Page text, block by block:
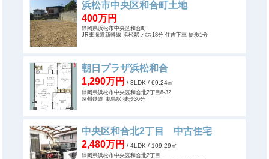
浜松市中央区和合町土地
400万円
静岡県浜松市中央区和合町
JR東海道新幹線 浜松駅 バス18分 住吉下車 徒歩1分
朝日プラザ浜松和合
1,290万円 / 3LDK / 69.24㎡
静岡県浜松市中央区和合北2丁目8-32
遠州鉄道 曳馬駅 徒歩36分
中央区和合北2丁目 中古住宅
2,480万円 / 4LDK / 109.29㎡
静岡県浜松市中央区和合北2丁目